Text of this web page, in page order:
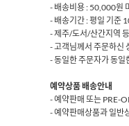
- 배송비용 : 50,000원
- 배송기간 : 평일 기준
- 제주/도서/산간지역
- 고객님께서 주문하신
- 동일한 주문자가 동일
예약상품 배송안내
- 예약판매 또는 PRE-
- 예약판매상품과 일반